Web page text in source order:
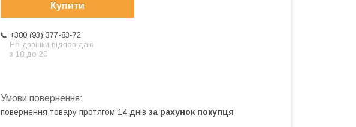
Купити
+380 (93) 377-83-72
На дзвінки відповідаю
з 18 до 20
повернення товару протягом 14 днів за рахунок покупця